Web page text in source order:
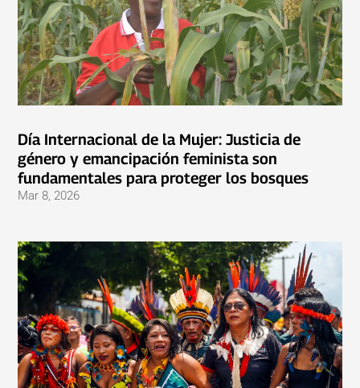
Día Internacional de la Mujer: Justicia de
género y emancipación feminista son
fundamentales para proteger los bosques
Mar 8, 2026